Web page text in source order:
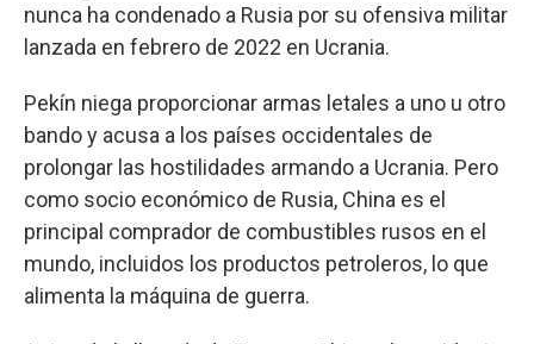
nunca ha condenado a Rusia por su ofensiva militar
lanzada en febrero de 2022 en Ucrania.
Pekín niega proporcionar armas letales a uno u otro
bando y acusa a los países occidentales de
prolongar las hostilidades armando a Ucrania. Pero
como socio económico de Rusia, China es el
principal comprador de combustibles rusos en el
mundo, incluidos los productos petroleros, lo que
alimenta la máquina de guerra.